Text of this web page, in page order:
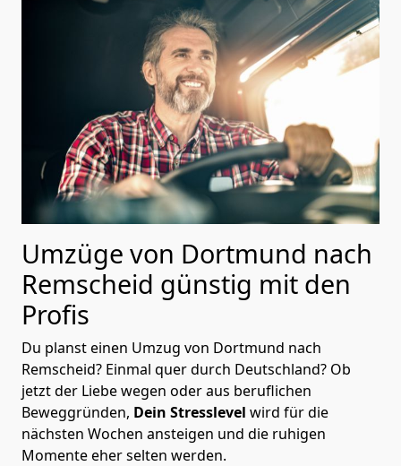
Umzüge von Dortmund nach
Remscheid günstig mit den
Profis
Du planst einen Umzug von Dortmund nach
Remscheid? Einmal quer durch Deutschland? Ob
jetzt der Liebe wegen oder aus beruflichen
Beweggründen, Dein Stresslevel wird für die
nächsten Wochen ansteigen und die ruhigen
Momente eher selten werden.